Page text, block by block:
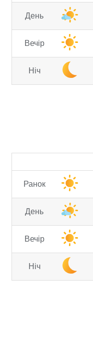
День
Вечір
Ніч
Ранок
День
Вечір
Ніч